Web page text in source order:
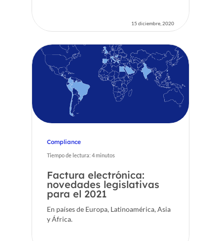
15 diciembre, 2020
Compliance
Tiempo de lectura: 4minutos
Factura electrónica:
novedades legislativas
para el 2021
En países de Europa, Latinoamérica, Asia
y África.